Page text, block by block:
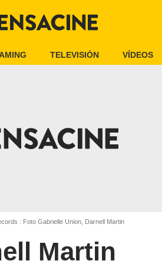
TELEVISIÓN VÍDEOS
: Foto Gabrielle Union, Darnell Martin
Martin